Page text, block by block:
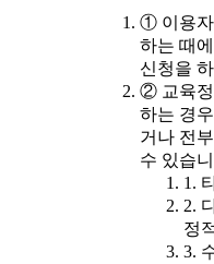
① 이용자
하는 때
신청을
② 교육정
하는 경
거나 전
수 있습
1.
2.
정
3.